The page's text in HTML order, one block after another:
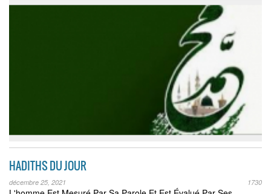
HADITHS DU JOUR
décembre 25, 2021 1730